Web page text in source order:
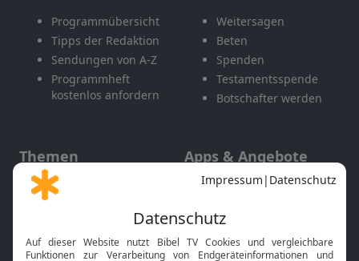
Programmübersicht
Tipps der Redaktion
Sendungen von A-Z
Programmheft
kostenlos anfordern
Weitersagen
Beten
Spenden
Testamentsspende
Botschafter werden
Themen
Gott und Bibel erklärt
Neuigkeiten
Apps & Angebote
Mobile App
Smart TV